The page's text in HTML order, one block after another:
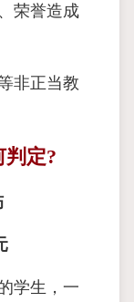
荣誉造成
非正当教
定?
学生，一